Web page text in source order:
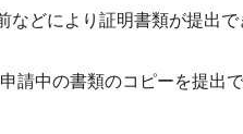
どにより証明書類が提出
請中の書類のコピーを提出